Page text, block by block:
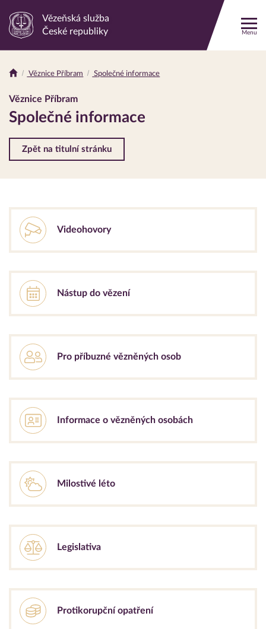
Odkaz
stránku
Vězeňská služba
České republiky
Menu
Drobečková
navigace
Věznice Příbram Společné informace
Věznice Příbram
Společné informace
Zpět na titulní stránku
Videohovory
Nástup do vězení
Pro příbuzné vězněných osob
Informace o vězněných osobách
Milostivé léto
Legislativa
Protikorupční opatření